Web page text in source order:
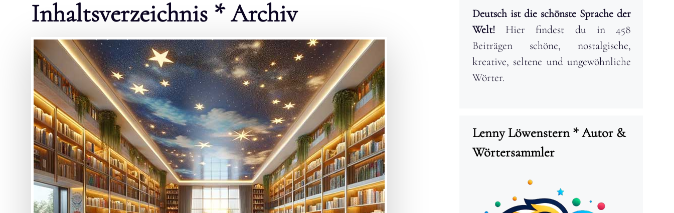
Inhaltsverzeichnis * Archiv
Deutsch ist die schönste Sprache der
Welt! Hier findest du in 458
Beiträgen schöne, nostalgische,
kreative, seltene und ungewöhnliche
Wörter.
Lenny Löwenstern * Autor &
Wörtersammler